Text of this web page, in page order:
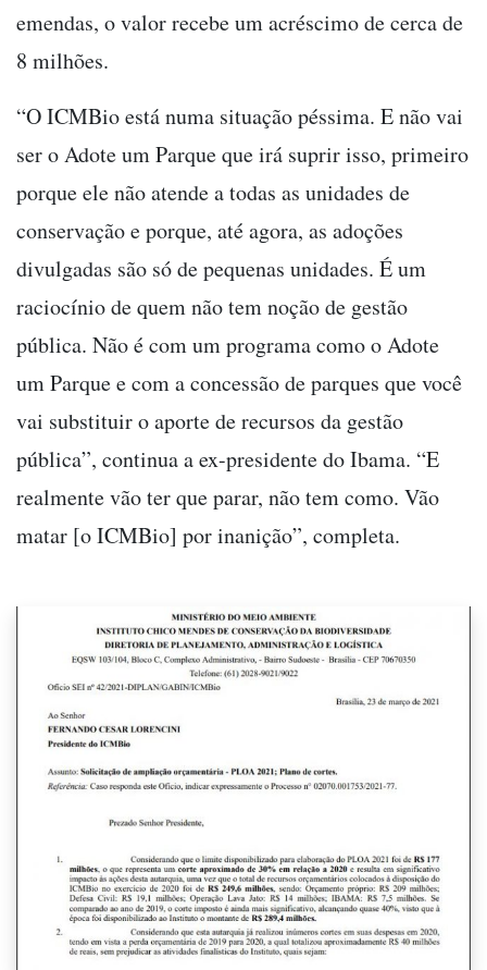
emendas, o valor recebe um acréscimo de cerca de
8 milhões.
“O ICMBio está numa situação péssima. E não vai
ser o Adote um Parque que irá suprir isso, primeiro
porque ele não atende a todas as unidades de
conservação e porque, até agora, as adoções
divulgadas são só de pequenas unidades. É um
raciocínio de quem não tem noção de gestão
pública. Não é com um programa como o Adote
um Parque e com a concessão de parques que você
vai substituir o aporte de recursos da gestão
pública”, continua a ex-presidente do Ibama. “E
realmente vão ter que parar, não tem como. Vão
matar [o ICMBio] por inanição”, completa.